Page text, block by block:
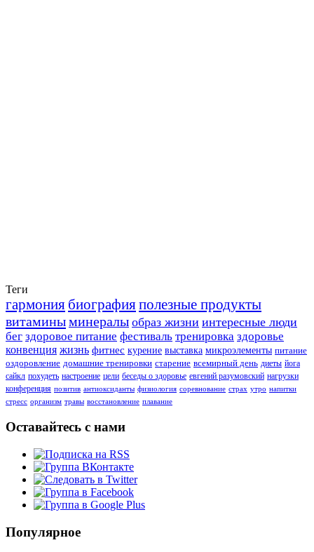
Теги
гармония биографияполезные продукты
витаминыминералы образ жизни интересные люди
бег здоровое питание фестиваль тренировка здоровье
конвенция жизнь фитнес курение выставка микроэлементы питание
оздоровление домашние тренировки старение всемирный день диеты йога
сайкл похудеть настроение цели беседы о здоровье евгений разумовский нагрузки
конференция позитив антиоксиданты физиология соревнование страх утро напитки
стресс организм травы восстановление плавание
Оставайтесь с нами
Популярное